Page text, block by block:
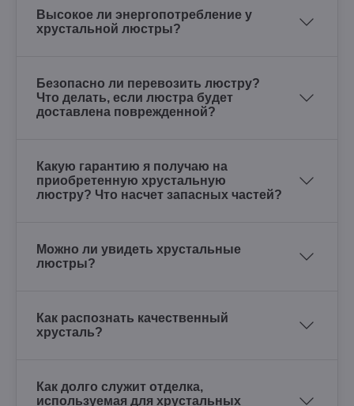
Высокое ли энергопотребление у
хрустальной люстры?
Безопасно ли перевозить люстру?
Что делать, если люстра будет
доставлена поврежденной?
Какую гарантию я получаю на
приобретенную хрустальную
люстру? Что насчет запасных частей?
Можно ли увидеть хрустальные
люстры?
Как распознать качественный
хрусталь?
Как долго служит отделка,
используемая для хрустальных